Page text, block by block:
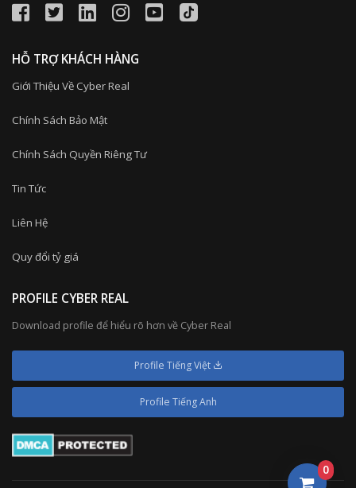
HỖ TRỢ KHÁCH HÀNG
Giới Thiệu Về Cyber Real
Chính Sách Bảo Mật
Chính Sách Quyền Riêng Tư
Tin Tức
Liên Hệ
Quy đổi tỷ giá
PROFILE CYBER REAL
Download profile để hiểu rõ hơn về Cyber Real
Profile Tiếng Việt
Profile Tiếng Anh
0